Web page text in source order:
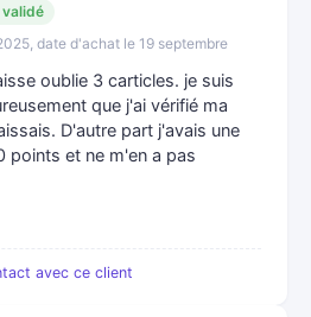
date d'achat le 19 septembre
oublie 3 carticles. je suis
que j'ai vérifié ma
D'autre part j'avais une
points et ne m'en a pas
avec ce client